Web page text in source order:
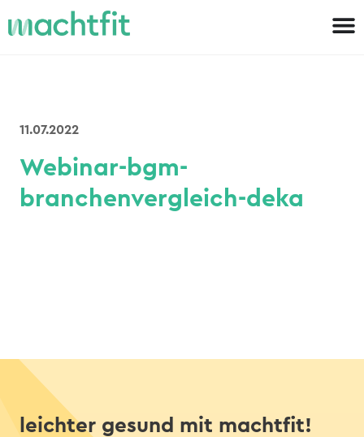
11.07.2022
Webinar-bgm-
branchenvergleich-deka
leichter gesund mit machtfit!